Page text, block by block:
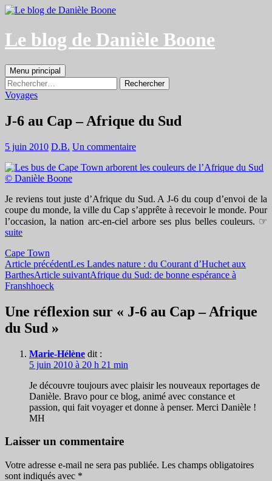
Aller
contenu
Le blog de Danièle Boone
Recherche
Menu principal
Rechercher :
Voyages
J-6 au Cap – Afrique du Sud
5 juin 2010 D.B. Un commentaire
Je reviens tout juste d’Afrique du Sud. A J-6 du coup d’envoi de la
coupe du monde, la ville du Cap s’apprête à recevoir le monde. Pour
l’occasion, la nation arc-en-ciel arbore ses plus belles couleurs. ☞
suite
Cape Town
Navigation
des
Article précédentLes Landes nature : du Courant d’Huchet aux
BarthesArticle suivantAfrique du Sud: de bonne espérance à
Franshhoeck
Une réflexion sur « J-6 au Cap – Afrique
du Sud »
Marie-Hélène dit :
5 juin 2010 à 20 h 21 min
Je découvre toujours avec plaisir les nouveaux reportages de
Danièle. Bravo pour ce blog, animé avec constance et
passion, qui fait voyager et donne à penser. Merci Danièle !
MH
Laisser un commentaire
Votre adresse e-mail ne sera pas publiée. Les champs obligatoires
sont indiqués avec *